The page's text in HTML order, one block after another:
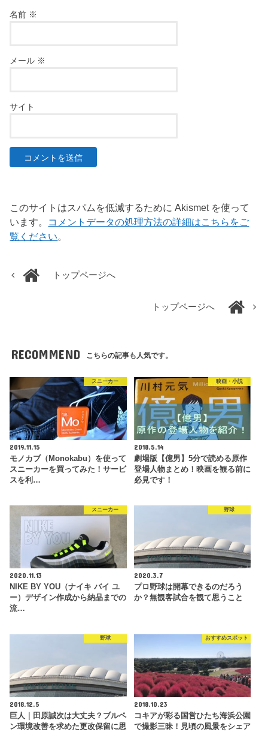
名前 ※
メール ※
サイト
このサイトはスパムを低減するために Akismet を使って
います。 コメントデータの処理方法の詳細はこちらをご
覧ください。
トップページへ
トップページへ
RECOMMEND こちらの記事も人気です。
スニーカー
2019.11.15
モノカブ（Monokabu）を使って
スニーカーを買ってみた！サービ
スを利…
映画・小説
2018.5.14
劇場版【億男】5分で読める原作
登場人物まとめ！映画を観る前に
必見です！
スニーカー
2020.11.13
NIKE BY YOU（ナイキ バイ ユ
ー）デザイン作成から納品までの
流…
野球
2020.3.7
プロ野球は開幕できるのだろう
か？無観客試合を観て思うこと
野球
2018.12.5
巨人｜田原誠次は大丈夫？ブルペ
ン環境改善を求めた更改保留に思
おすすめスポット
2018.10.23
コキアが彩る国営ひたち海浜公園
で撮影三昧！見頃の風景をシェア